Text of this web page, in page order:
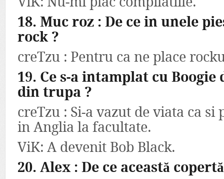
18. Muc roz : De ce in unele
rock ?
creTzu : Pentru ca ne place
19. Ce s-a intamplat cu Boogie
din trupa ?
creTzu : Si-a vazut de viata ca si
in Anglia la facultate.
ViK: A devenit Bob Black.
20. Alex : De ce această